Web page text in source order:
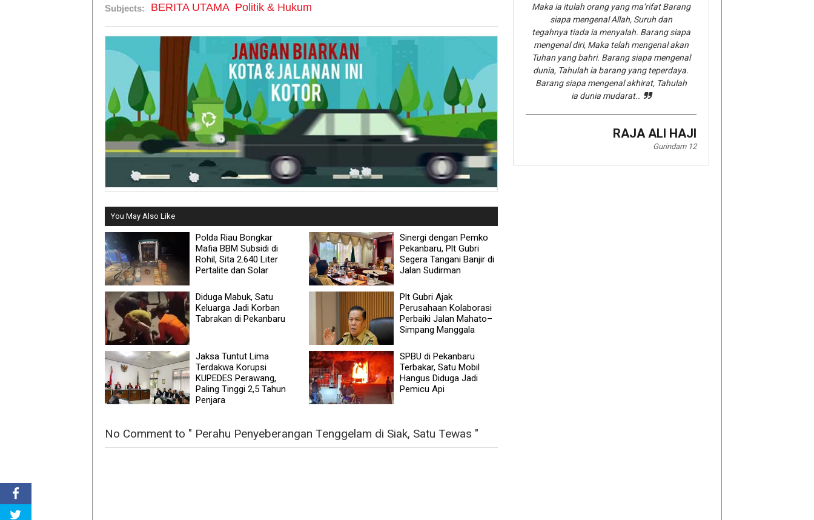
Subjects: BERITA UTAMA Politik & Hukum
You May Also Like
Polda Riau Bongkar
Mafia BBM Subsidi di
Rohil, Sita 2.640 Liter
Pertalite dan Solar
Sinergi dengan Pemko
Pekanbaru, Plt Gubri
Segera Tangani Banjir di
Jalan Sudirman
Diduga Mabuk, Satu
Keluarga Jadi Korban
Tabrakan di Pekanbaru
Plt Gubri Ajak
Perusahaan Kolaborasi
Perbaiki Jalan Mahato–
Simpang Manggala
Jaksa Tuntut Lima
Terdakwa Korupsi
KUPEDES Perawang,
Paling Tinggi 2,5 Tahun
Penjara
SPBU di Pekanbaru
Terbakar, Satu Mobil
Hangus Diduga Jadi
Pemicu Api
No Comment to " Perahu Penyeberangan Tenggelam di Siak, Satu Tewas "
Maka ia itulah orang yang ma’rifat Barang
siapa mengenal Allah, Suruh dan
tegahnya tiada ia menyalah. Barang siapa
mengenal diri, Maka telah mengenal akan
Tuhan yang bahri. Barang siapa mengenal
dunia, Tahulah ia barang yang teperdaya.
Barang siapa mengenal akhirat, Tahulah
ia dunia mudarat..
RAJA ALI HAJI
Gurindam 12